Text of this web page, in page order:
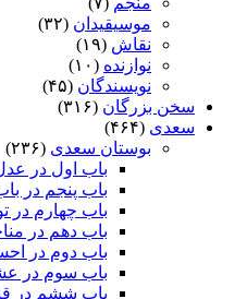
موسیقیدان (۳۲)
نقاش (۱۹)
نوازنده (۱۰)
نویسندگان (۴۵)
سخن بزرگان (۳۱۶)
سعدی (۴۶۴)
بوستان سعدی (۲۳۶)
باب اول در
باب پنجم در
باب چهارم در
باب دهم در
باب دوم در
باب سوم در
باب ششم در